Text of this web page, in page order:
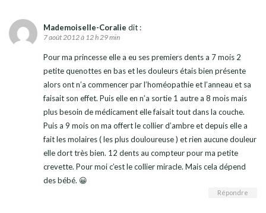
Mademoiselle-Coralie dit :
7 août 2012 à 12 h 29 min
Pour ma princesse elle a eu ses premiers dents a 7 mois 2
petite quenottes en bas et les douleurs étais bien présente
alors ont n’a commencer par l’homéopathie et l’anneau et sa
faisait son effet. Puis elle en n’a sortie 1 autre a 8 mois mais
plus besoin de médicament elle faisait tout dans la couche.
Puis a 9 mois on ma offert le collier d’ambre et depuis elle a
fait les molaires ( les plus douloureuse ) et rien aucune douleur
elle dort très bien. 12 dents au compteur pour ma petite
crevette. Pour moi c’est le collier miracle. Mais cela dépend
des bébé. 😀
Répondre